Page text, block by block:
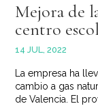
Mejora de
centro
14 JUL, 2022
La empresa ha
cambio a gas
de Valencia. El